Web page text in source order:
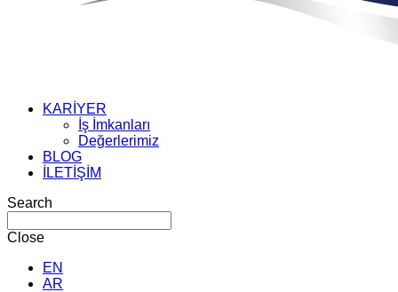
KARİYER
İş İmkanları
Değerlerimiz
BLOG
İLETİŞİM
Search
Close
EN
AR